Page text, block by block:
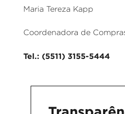
Maria Tereza Kapp
Coordenadora de
Tel.: (5511) 3155-5444